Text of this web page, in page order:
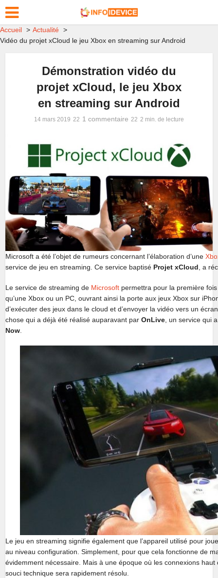
Accueil
Actualité
Vidéo du projet xCloud le jeu Xbox en streaming sur Android
Démonstration vidéo du
projet xCloud, le jeu Xbox
en streaming sur Android
14 mars 2019 1 commentaire 2 min. de lecture
Microsoft a été l’objet de rumeurs concernant l’élaboration d’une
service de jeu en streaming. Ce service baptisé Projet xCloud , a
Le service de streaming de Microsoft permettra pour la première
qu’une Xbox ou un PC, ouvrant ainsi la porte aux jeux Xbox sur
d’exécuter des jeux dans le cloud et d’envoyer la vidéo vers un
chose qui a déjà été réalisé auparavant parOnLive , un service qui
Now
Le jeu en streaming signifie également que l’appareil utilisé pour
au niveau configuration. Simplement, pour que cela fonctionne de
évidemment nécessaire. Mais à une époque où les connexions
souci technique sera rapidement résolu.